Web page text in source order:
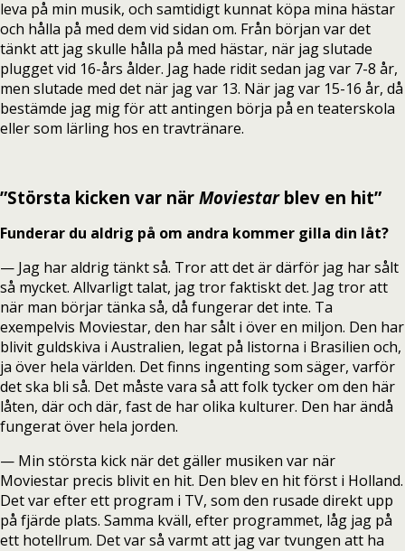
leva på min musik, och samtidigt kunnat köpa mina hästar
och hålla på med dem vid sidan om. Från början var det
tänkt att jag skulle hålla på med hästar, när jag slutade
plugget vid 16-års ålder. Jag hade ridit sedan jag var 7-8 år,
men slutade med det när jag var 13. När jag var 15-16 år, då
bestämde jag mig för att antingen börja på en teaterskola
eller som lärling hos en travtränare.
”Största kicken var när Moviestarblev en hit”
Funderar du aldrig på om andra kommer gilla din låt?
— Jag har aldrig tänkt så. Tror att det är därför jag har sålt
så mycket. Allvarligt talat, jag tror faktiskt det. Jag tror att
när man börjar tänka så, då fungerar det inte. Ta
exempelvis Moviestar, den har sålt i över en miljon. Den har
blivit guldskiva i Australien, legat på listorna i Brasilien och,
ja över hela världen. Det finns ingenting som säger, varför
det ska bli så. Det måste vara så att folk tycker om den här
låten, där och där, fast de har olika kulturer. Den har ändå
fungerat över hela jorden.
— Min största kick när det gäller musiken var när
Moviestar precis blivit en hit. Den blev en hit först i Holland.
Det var efter ett program i TV, som den rusade direkt upp
på fjärde plats. Samma kväll, efter programmet, låg jag på
ett hotellrum. Det var så varmt att jag var tvungen att ha